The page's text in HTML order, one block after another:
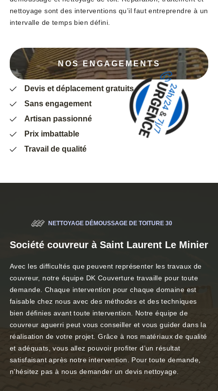
nettoyage sont des interventions qu’il faut entreprendre à un
intervalle de temps bien défini.
NOS ENGAGEMENTS
Devis et déplacement gratuits
Sans engagement
Artisan passionné
Prix imbattable
Travail de qualité
NETTOYAGE DÉMOUSSAGE DE TOITURE 30
Société couvreur à Saint Laurent Le Minier
Avec les difficultés que peuvent représenter les travaux de
couvreur, notre équipe DK Couverture travaille pour toute
demande. Chaque intervention pour chaque domaine est
faisable chez nous avec des méthodes et des techniques
bien définies avant toute intervention. Notre équipe de
couvreur aguerri peut vous conseiller et vous guider dans la
réalisation de votre projet. Grâce à nos matériaux de qualité
et adéquats, vous allez pouvoir profiter d’un résultat
satisfaisant après notre intervention. Pour toute demande,
n’hésitez pas à nous demander un devis nettoyage.